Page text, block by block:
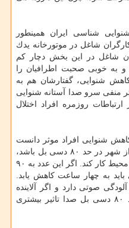
شناسی ایران همینطور
شاغل در موتورخانه یدك
شاغل در این بخش دچار كم
و به خوبی صحبت اطرافیان را
شنوایی، گفتارشان هم به
منفی سرو صدا آستانه شنوایی
روزمره افراد اختلال
شنوایی افراد موثر دانست
و ادامه داد: اگر صدا در منطقه ای از شهر در حد ۸۰ دسی بل باشد،
فرد تا هشت ساعت می تواند در آن محیط كار كند. اگر این عدد به ۹۰
به چهار ساعت كاهش یابد.
صوتی دارد و اگر آلاینده
های شیمیائی هم وجود داشته باشد ۸۰ دسی بل صدا تاثیر بیشتری